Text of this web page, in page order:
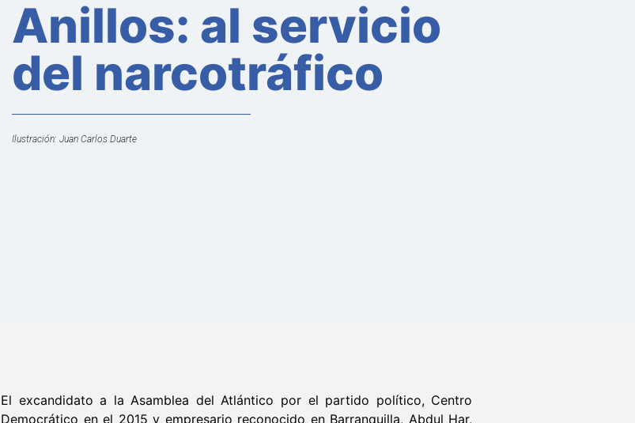
Anillos: al servicio
del narcotráfico
Ilustración: Juan Carlos Duarte
El excandidato a la Asamblea del Atlántico por el partido político, Centro
Democrático en el 2015 y empresario reconocido en Barranquilla, Abdul Har,